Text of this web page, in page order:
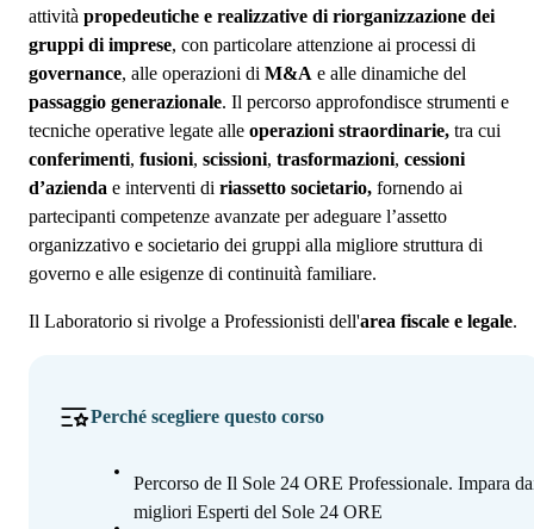
attività propedeutiche e realizzative di riorganizzazione dei
gruppi di imprese, con particolare attenzione ai processi di
governance, alle operazioni di M&A e alle dinamiche del
passaggio generazionale. Il percorso approfondisce strumenti e
tecniche operative legate alle operazioni straordinarie, tra cui
conferimenti, fusioni, scissioni, trasformazioni, cessioni
d’azienda e interventi di riassetto societario, fornendo ai
partecipanti competenze avanzate per adeguare l’assetto
organizzativo e societario dei gruppi alla migliore struttura di
governo e alle esigenze di continuità familiare.
Il Laboratorio si rivolge a Professionisti dell'area fiscale e legale.
Perché scegliere questo corso
Percorso de Il Sole 24 ORE Professionale. Impara
migliori Esperti del Sole 24 ORE